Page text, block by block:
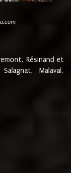
Résinand et
Malaval,